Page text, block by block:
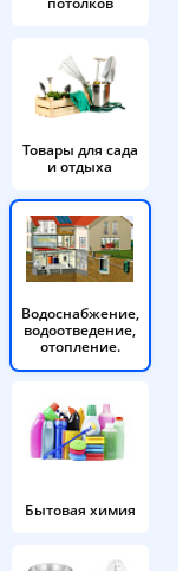
Товары для сада
и отдыха
Водоснабжение,
водоотведение,
отопление.
Бытовая химия